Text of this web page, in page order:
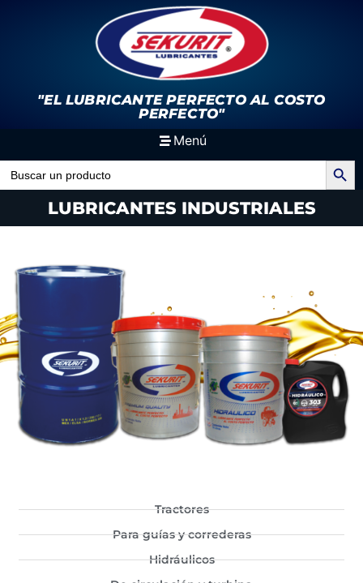
"EL LUBRICANTE PERFECTOAL COSTO
PERFECTO"
Menú
Search
for:
Search Button
LUBRICANTES INDUSTRIALES
Tractores
Para guías y correderas
Hidráulicos